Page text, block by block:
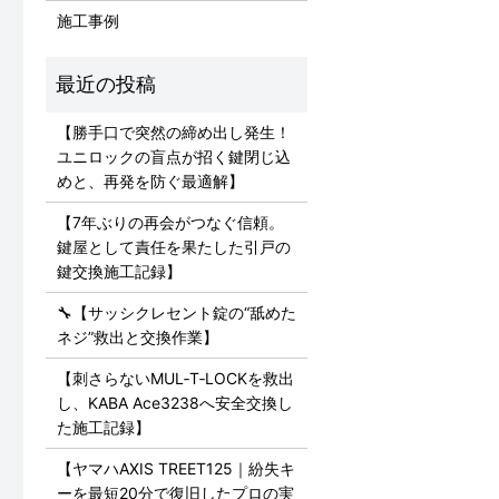
施工事例
【勝手口で突然の締め出し発生！
ユニロックの盲点が招く鍵閉じ込
めと、再発を防ぐ最適解】
【7年ぶりの再会がつなぐ信頼。
鍵屋として責任を果たした引戸の
鍵交換施工記録】
🔧【サッシクレセント錠の“舐めた
ネジ”救出と交換作業】
【刺さらないMUL‑T‑LOCKを救出
し、KABA Ace3238へ安全交換し
た施工記録】
【ヤマハAXIS TREET125｜紛失キ
ーを最短20分で復旧したプロの実